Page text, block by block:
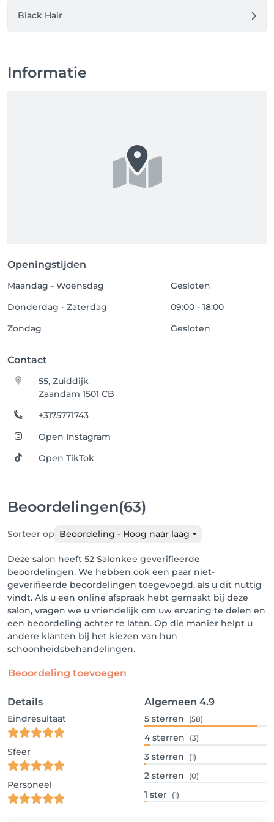
Black Hair
Informatie
Openingstijden
Maandag - Woensdag
Gesloten
Donderdag - Zaterdag
09:00 - 18:00
Zondag
Gesloten
Contact
55, Zuiddijk
Zaandam 1501 CB
+3175771743
Open Instagram
Open TikTok
Beoordelingen(63)
Sorteer op Beoordeling - Hoog naar laag
Deze salon heeft 52 Salonkee geverifieerde
beoordelingen. We hebben ook een paar niet-
geverifieerde beoordelingen toegevoegd, als u dit nuttig
vindt. Als u een online afspraak hebt gemaakt bij deze
salon, vragen we u vriendelijk om uw ervaring te delen en
een beoordeling achter te laten. Op die manier helpt u
andere klanten bij het kiezen van hun
schoonheidsbehandelingen.
Beoordeling toevoegen
Details
Eindresultaat
Sfeer
Personeel
Algemeen 4.9
5 sterren (58)
4 sterren (3)
3 sterren (1)
2 sterren (0)
1 ster (1)